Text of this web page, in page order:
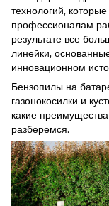
технологий,
профессионалам
результате все
линейки,
инновационном
Бензопилы на
газонокосилки и
какие
разберемся.